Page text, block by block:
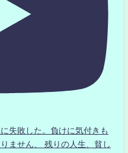
失敗した。負けに気付きも
ません、 残りの人生、貧し